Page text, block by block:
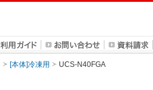
[本体]冷凍用 UCS-N40FGA